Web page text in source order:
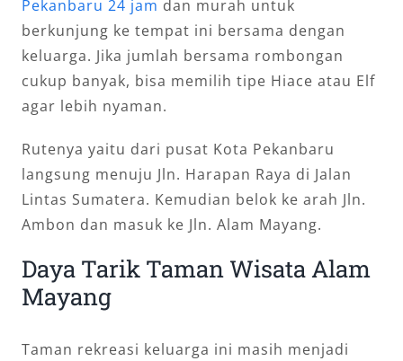
Pekanbaru 24 jam dan murah untuk
berkunjung ke tempat ini bersama dengan
keluarga. Jika jumlah bersama rombongan
cukup banyak, bisa memilih tipe Hiace atau Elf
agar lebih nyaman.
Rutenya yaitu dari pusat Kota Pekanbaru
langsung menuju Jln. Harapan Raya di Jalan
Lintas Sumatera. Kemudian belok ke arah Jln.
Ambon dan masuk ke Jln. Alam Mayang.
Daya Tarik Taman Wisata Alam
Mayang
Taman rekreasi keluarga ini masih menjadi